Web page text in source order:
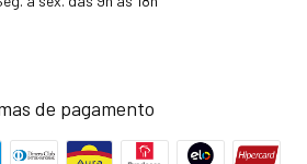
de pagamento